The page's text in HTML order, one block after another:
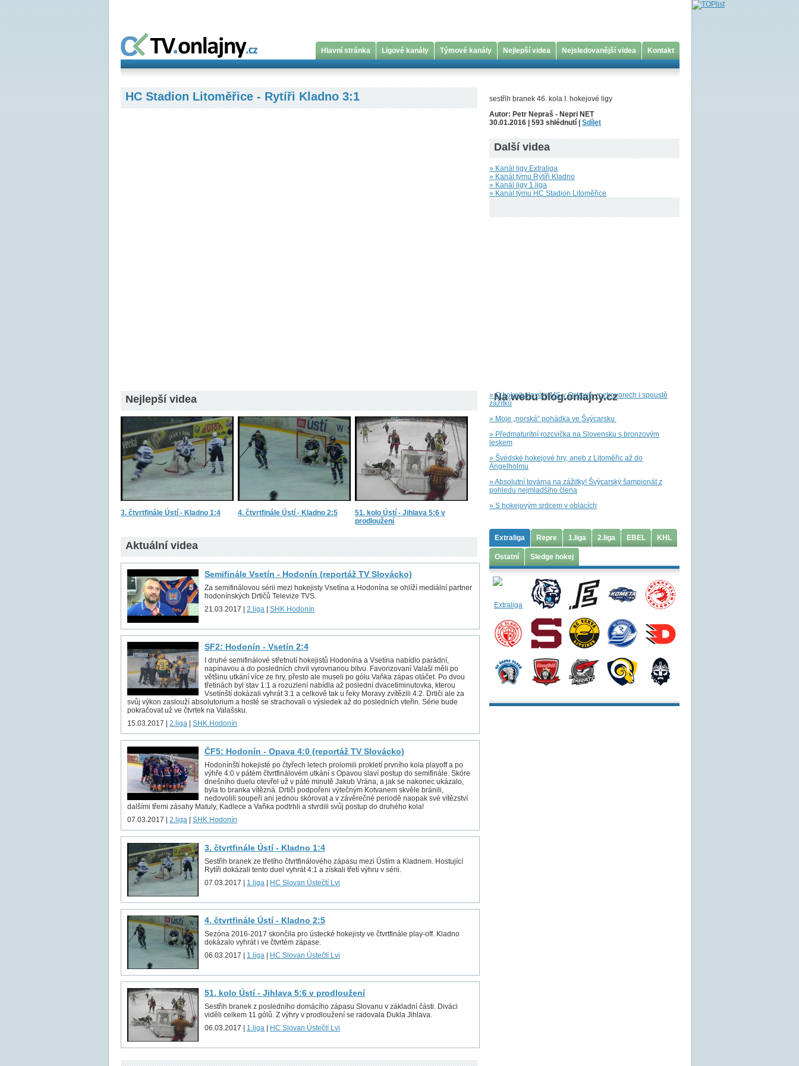
Hlavní stránka Ligové kanály Týmové kanály Nejlepší videa Nejsledovanější videa Kontakt
HC Stadion Litoměřice - Rytíři Kladno 3:1
Nejlepší videa
3. čtvrtfinále Ústí - Kladno 1:4 4. čtvrtfinále Ústí - Kladno 2:5
51. kolo Ústí - Jihlava 5:6 v
prodloužení
Aktuální videa
Semifinále Vsetín - Hodonín (reportáž TV Slovácko)
Za semifinálovou sérii mezi hokejisty Vsetína a Hodonína se ohlíží mediální partner
hodonínských Drtičů Televize TVS.
21.03.2017 | 2.liga SHK Hodonín
SF2: Hodonín - Vsetín 2:4
I druhé semifinálové střetnutí hokejistů Hodonína a Vsetína nabídlo parádní,
napínavou a do posledních chvil vyrovnanou bitvu. Favorizovaní Valaši měli po
většinu utkání více ze hry, přesto ale museli po gólu Vaňka zápas otáčet. Po dvou
třetinách byl stav 1:1 a rozuzlení nabídla až poslední dvacetiminutovka, kterou
Vsetínští dokázali vyhrát 3:1 a celkově tak u řeky Moravy zvítězili 4:2. Drtiči ale za
svůj výkon zaslouží absolutorium a hosté se strachovali o výsledek až do posledních vteřin. Série bude
pokračovat už ve čtvrtek na Valašsku.
15.03.2017 | 2.liga SHK Hodonín
ČF5: Hodonín - Opava 4:0 (reportáž TV Slovácko)
Hodonínští hokejisté po čtyřech letech prolomili prokletí prvního kola playoff a po
výhře 4:0 v pátém čtvrtfinálovém utkání s Opavou slaví postup do semifinále. Skóre
dnešního duelu otevřel už v páté minutě Jakub Vrána, a jak se nakonec ukázalo,
byla to branka vítězná. Drtiči podpořeni výtečným Kotvanem skvěle bránili,
nedovolili soupeři ani jednou skórovat a v závěrečné periodě naopak své vítězství
dalšími třemi zásahy Matuly, Kadlece a Vaňka podtrhli a stvrdili svůj postup do druhého kola!
07.03.2017 | 2.liga SHK Hodonín
3. čtvrtfinále Ústí - Kladno 1:4
Sestřih branek ze třetího čtvrtfinálového zápasu mezi Ústím a Kladnem. Hostující
Rytíři dokázali tento duel vyhrát 4:1 a získali třetí výhru v sérii.
07.03.2017 | 1.liga HC Slovan Ústečtí Lvi
4. čtvrtfinále Ústí - Kladno 2:5
Sezóna 2016-2017 skončila pro ústecké hokejisty ve čtvrtfinále play-off. Kladno
dokázalo vyhrát i ve čtvrtém zápase.
06.03.2017 | 1.liga HC Slovan Ústečtí Lvi
51. kolo Ústí - Jihlava 5:6 v prodloužení
Sestřih branek z posledního domácího zápasu Slovanu v základní části. Diváci
viděli celkem 11 gólů. Z výhry v prodloužení se radovala Dukla Jihlava.
06.03.2017 | 1.liga HC Slovan Ústečtí Lvi
sestřih branek 46. kola I. hokejové ligy
Autor: Petr Nepraš - Nepri NET
30.01.2016 | 593 shlédnutí | Sdílet
Další videa
» Kanál ligy Extraliga
» Kanál týmu Rytíři Kladno
» Kanál ligy 1.liga
» Kanál týmu HC Stadion Litoměřice
Na webu blog.onlajny.cz
» O hokejbalovém MS v Ostravě, rozhovorech i spoustě
zážitků
» Moje „norská“ pohádka ve Švýcarsku
» Předmaturitní rozcvička na Slovensku s bronzovým
leskem
» Švédské hokejové hry, aneb z Litoměřic až do
Ängelholmu
» Absolutní továrna na zážitky! Švýcarský šampionát z
pohledu nejmladšího člena
» S hokejovým srdcem v oblacích
Extraliga Repre 1.liga 2.liga EBEL KHL
Ostatní Sledge hokej